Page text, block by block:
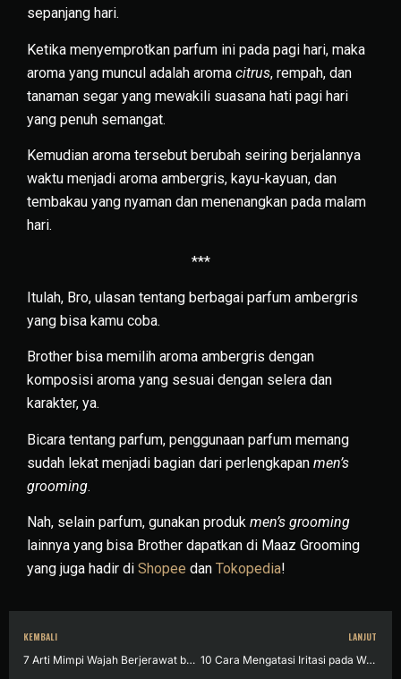
sepanjang hari.
Ketika menyemprotkan parfum ini pada pagi hari, maka
aroma yang muncul adalah aroma citrus, rempah, dan
tanaman segar yang mewakili suasana hati pagi hari
yang penuh semangat.
Kemudian aroma tersebut berubah seiring berjalannya
waktu menjadi aroma ambergris, kayu-kayuan, dan
tembakau yang nyaman dan menenangkan pada malam
hari.
***
Itulah, Bro, ulasan tentang berbagai parfum ambergris
yang bisa kamu coba.
Brother bisa memilih aroma ambergris dengan
komposisi aroma yang sesuai dengan selera dan
karakter, ya.
Bicara tentang parfum, penggunaan parfum memang
sudah lekat menjadi bagian dari perlengkapan men’s
grooming.
Nah, selain parfum, gunakan produk men’s grooming
lainnya yang bisa Brother dapatkan di Maaz Grooming
yang juga hadir di Shopee dan Tokopedia!
KEMBALI
7 Arti Mimpi Wajah Berjerawat bagi Pria dan Wanita. Benarkah Tanda Kekhawatiran?
LANJUT
10 Cara Mengatasi Iritasi pada Wajah dengan Bahan Alami, Sudah Coba?